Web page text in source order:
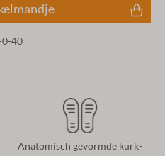
0-40
Anatomisch gevormde kurk-